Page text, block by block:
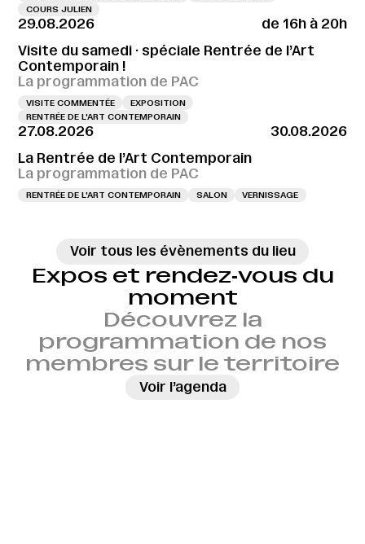
COURS JULIEN
29.08.2026
de 16h à 20h
Visite du samedi · spéciale Rentrée de l’Art
Contemporain !
La programmation de PAC
VISITE COMMENTÉE
EXPOSITION
RENTRÉE DE L'ART CONTEMPORAIN
27.08.2026
30.08.2026
La Rentrée de l’Art Contemporain
La programmation de PAC
RENTRÉE DE L'ART CONTEMPORAIN SALON VERNISSAGE
Voir tous les évènements du lieu
Expos et rendez‑vous du
moment
Découvrez la
programmation de nos
membres sur le territoire
Voir l’agenda